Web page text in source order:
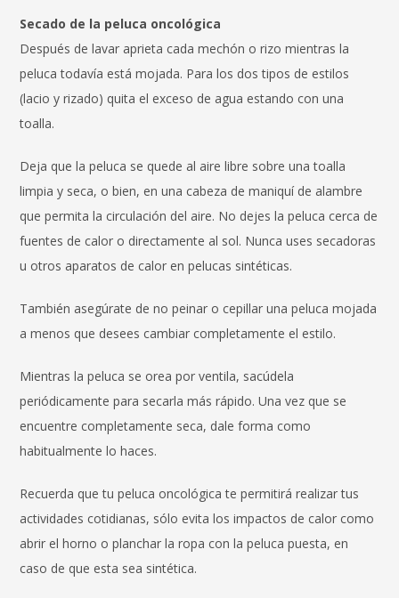
Secado de la peluca oncológica
Después de lavar aprieta cada mechón o rizo mientras la
peluca todavía está mojada. Para los dos tipos de estilos
(lacio y rizado) quita el exceso de agua estando con una
toalla.
Deja que la peluca se quede al aire libre sobre una toalla
limpia y seca, o bien, en una cabeza de maniquí de alambre
que permita la circulación del aire. No dejes la peluca cerca de
fuentes de calor o directamente al sol. Nunca uses secadoras
u otros aparatos de calor en pelucas sintéticas.
También asegúrate de no peinar o cepillar una peluca mojada
a menos que desees cambiar completamente el estilo.
Mientras la peluca se orea por ventila, sacúdela
periódicamente para secarla más rápido. Una vez que se
encuentre completamente seca, dale forma como
habitualmente lo haces.
Recuerda que tu peluca oncológica te permitirá realizar tus
actividades cotidianas, sólo evita los impactos de calor como
abrir el horno o planchar la ropa con la peluca puesta, en
caso de que esta sea sintética.